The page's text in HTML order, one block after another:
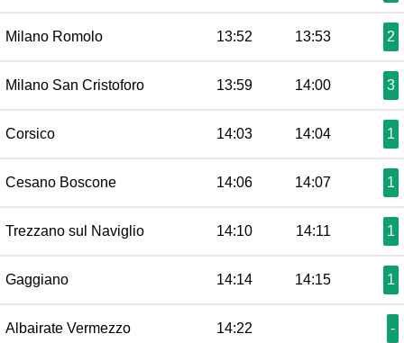
Milano Romolo 13:52 13:53 2
Milano San Cristoforo 13:59 14:00 3
Corsico 14:03 14:04 1
Cesano Boscone 14:06 14:07 1
Trezzano sul Naviglio 14:10 14:11 1
Gaggiano 14:14 14:15 1
Albairate Vermezzo 14:22 -